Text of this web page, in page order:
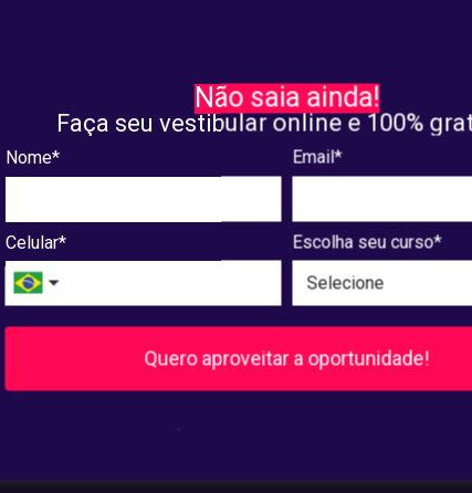
Não saia ainda!
Faça seu vestibular online e 100%
Nome* Email*
Celular* Escolha seu curso*
Quero aproveitar a oportunidade!
IPTU RECIFE 2024: saiba como
adquirir desconto para o
pagamento deste ano
Saiba como
de Proteção de
8 Próxima
Pós-Graduação